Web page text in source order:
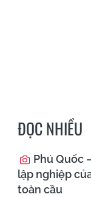
ĐỌC NHIỀU
Phú Quốc
lập nghiệp
toàn cầu